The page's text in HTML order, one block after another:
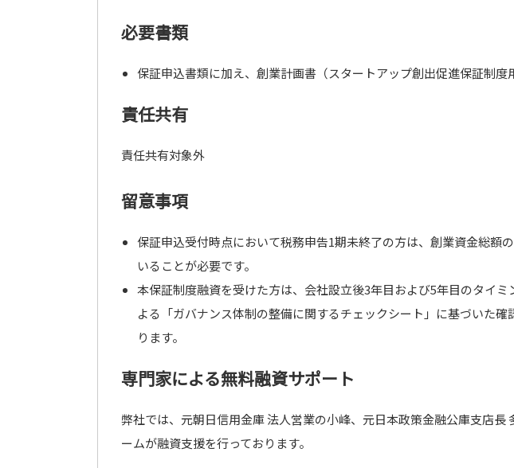
必要書類
保証申込書類に加え、創業計画書（スタートアップ創出促進保証制度
責任共有
責任共有対象外
留意事項
保証申込受付時点において税務申告1期未終了の方は、創業資金総額
いることが必要です。
本保証制度融資を受けた方は、会社設立後3年目および5年目のタイ
よる「ガバナンス体制の整備に関するチェックシート」に基づいた
ります。
専門家による無料融資サポート
弊社では、元朝日信用金庫 法人営業の小峰、元日本政策金融公庫支店長
ームが融資支援を行っております。